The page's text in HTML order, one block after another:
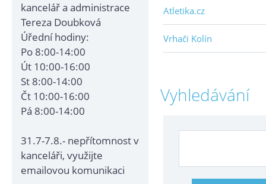
kancelář a administrace
Tereza Doubková
Úřední hodiny:
Po 8:00-14:00
Út 10:00-16:00
St 8:00-14:00
Čt 10:00-16:00
Pá 8:00-14:00
31.7-7.8.- nepřítomnost v
kanceláři, využijte
emailovou komunikaci
Atletika.cz
Vrhači Kolín
Vyhledávání